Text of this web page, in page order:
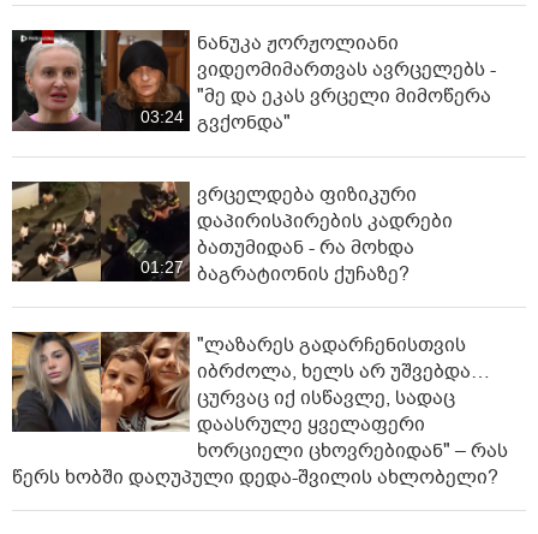
03:24
ნანუკა ჟორჟოლიანი
ვიდეომიმართვას ავრცელებს -
"მე და ეკას ვრცელი მიმოწერა
გვქონდა"
01:27
ვრცელდება ფიზიკური
დაპირისპირების კადრები
ბათუმიდან - რა მოხდა
ბაგრატიონის ქუჩაზე?
"ლაზარეს გადარჩენისთვის
იბრძოლა, ხელს არ უშვებდა…
ცურვაც იქ ისწავლე, სადაც
დაასრულე ყველაფერი
ხორციელი ცხოვრებიდან" – რას
წერს ხობში დაღუპული დედა-შვილის ახლობელი?